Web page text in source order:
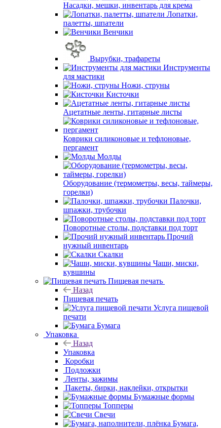
Насадки, мешки, инвентарь для крема
Лопатки,
палетты, шпатели
Венчики
Вырубки, трафареты
Инструменты
для мастики
Ножи, струны
Кисточки
Ацетатные ленты, гитарные листы
Коврики силиконовые и тефлоновые,
пергамент
Молды
Оборудование (термометры, весы, таймеры,
горелки)
Палочки,
шпажки, трубочки
Поворотные столы, подставки под торт
Прочий
нужный инвентарь
Скалки
Чаши, миски,
кувшины
Пищевая печать
Назад
Пищевая печать
Услуга пищевой
печати
Бумага
Назад
Упаковка
Пакеты, бирки, наклейки, открытки
Топперы
Свечи